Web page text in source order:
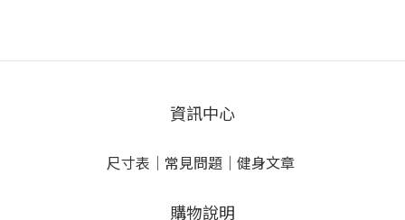
資訊中心
尺寸表 ｜ 常見問題 ｜ 健身文章
購物說明